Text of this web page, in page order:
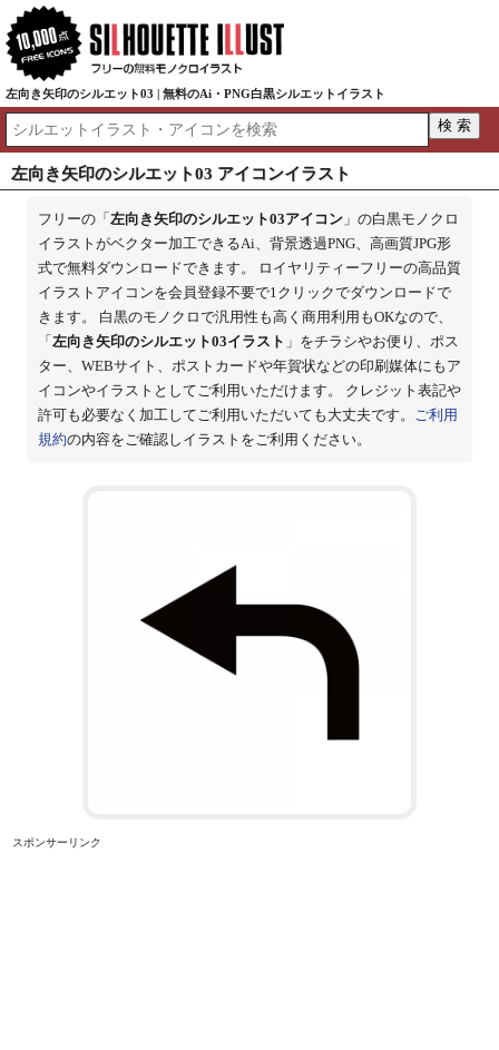
左向き矢印のシルエット03 | 無料のAi・PNG白黒シルエットイラスト
左向き矢印のシルエット03 アイコンイラスト
フリーの「 左向き矢印のシルエット03アイコン」の白黒モノクロ
イラストがベクター加工できるAi、背景透過PNG、高画質JPG形
式で無料ダウンロードできます。 ロイヤリティーフリーの高品質
イラストアイコンを会員登録不要で1クリックでダウンロードで
きます。 白黒のモノクロで汎用性も高く商用利用もOKなので、
「 左向き矢印のシルエット03イラスト 」をチラシやお便り、ポス
ター、WEBサイト、ポストカードや年賀状などの印刷媒体にもア
イコンやイラストとしてご利用いただけます。 クレジット表記や
許可も必要なく加工してご利用いただいても大丈夫です。 ご利用
規約の内容をご確認しイラストをご利用ください。
スポンサーリンク